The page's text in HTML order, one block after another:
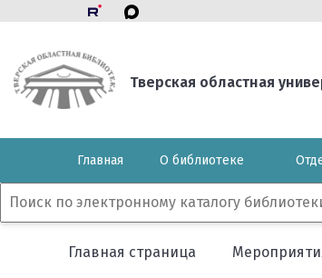
Тверская областная
Главная О библиотеке
Главная страница